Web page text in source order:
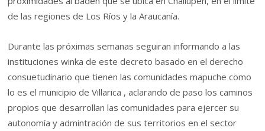
de las regiones de Los Ríos y la Araucanía.
Durante las próximas semanas seguiran informando a las
instituciones winka de este decreto basado en el derecho
consuetudinario que tienen las comunidades mapuche como
lo es el municipio de Villarica , aclarando de paso los caminos
propios que desarrollan las comunidades para ejercer su
autonomía y admintración de sus territorios en el sector